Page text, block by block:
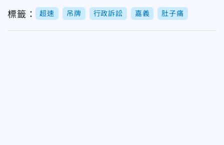
標籤： 超速 吊牌 行政訴訟 嘉義 肚子痛